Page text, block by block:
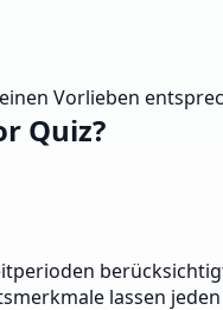
Vorlieben
Quiz?
lassen